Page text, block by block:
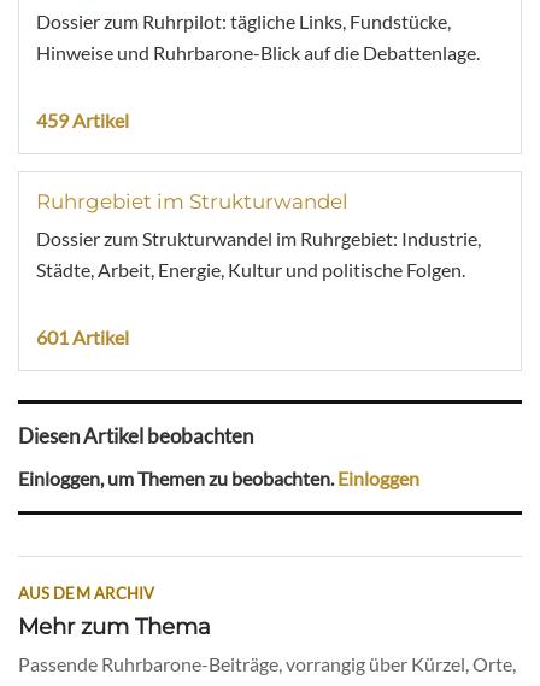
Dossier zum Ruhrpilot: tägliche Links, Fundstücke,
Hinweise und Ruhrbarone-Blick auf die Debattenlage.
459 Artikel
Ruhrgebiet im Strukturwandel
Dossier zum Strukturwandel im Ruhrgebiet: Industrie,
Städte, Arbeit, Energie, Kultur und politische Folgen.
601 Artikel
Diesen Artikel beobachten
Einloggen, um Themen zu beobachten.Einloggen
AUS DEM ARCHIV
Mehr zum Thema
Passende Ruhrbarone-Beiträge, vorrangig über Kürzel, Orte,